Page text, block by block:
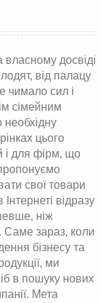
власному досвіді
від палацу
чимало сил і
сімейним
необхідну
цього
і для фірм, що
свої товари
відразу
ніж
зараз, коли
бізнесу та
ми
в пошуку нових
Мета